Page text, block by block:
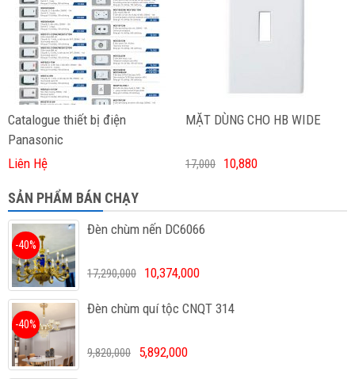
Catalogue thiết bị điện
Panasonic
Liên Hệ
MẶT DÙNG CHO HB WIDE
17,000 10,880
SẢN PHẨM BÁN CHẠY
Đèn chùm nến DC6066
-40%
17,290,000 10,374,000
Đèn chùm quí tộc CNQT 314
-40%
9,820,000 5,892,000